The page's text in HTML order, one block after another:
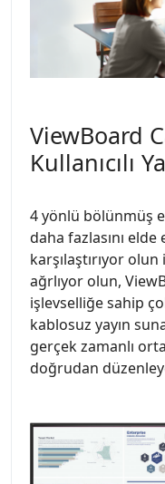
ViewBoard
Kullanıcılı
4 yönlü bölünmüş
daha fazlasını
karşılaştırıyor olun
ağrlıyor olun,
işlevselliğe sahip
kablosuz yayın
gerçek zamanlı
doğrudan